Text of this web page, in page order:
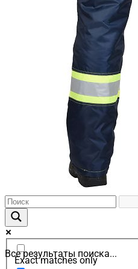
Все результаты поиска...
Exact matches only